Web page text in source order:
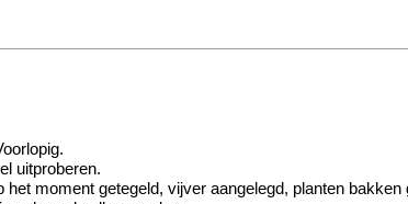
uitproberen.
moment getegeld, vijver aangelegd, planten